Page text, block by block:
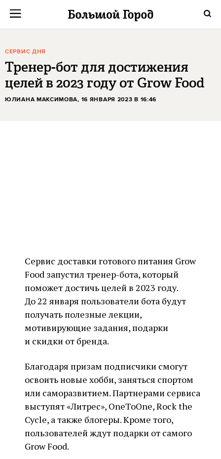
СЕРВИС ДНЯ
Тренер-бот для достижения
целей в 2023 году от Grow Food
ЮЛИАНА МАКСИМОВА, 16 ЯНВАРЯ 2023 В 16:46
Сервис доставки готового питания Grow
Food запустил тренер-бота, который
поможет достичь целей в 2023 году.
До 22 января пользователи бота будут
получать полезные лекции,
мотивирующие задания, подарки
и скидки от бренда.
Благодаря призам подписчики смогут
освоить новые хобби, заняться спортом
или саморазвитием. Партнерами сервиса
выступят «Литрес», OneToOne, Rock the
Cycle, а также блогеры. Кроме того,
пользователей ждут подарки от самого
Grow Food.